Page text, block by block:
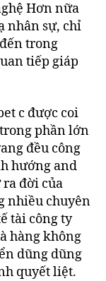
Hơn nữa
nhân sự, chỉ
trong
tiếp giáp
c được coi
phần lớn
đều công
hướng and
đời của
nhiều chuyên
tài công ty
hàng không
dũng dũng
quyết liệt.